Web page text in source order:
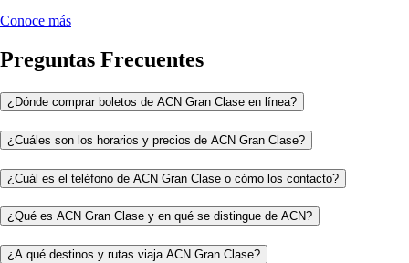
Conoce más
Preguntas Frecuentes
¿Dónde comprar boletos de ACN Gran Clase en línea?
¿Cuáles son los horarios y precios de ACN Gran Clase?
¿Cuál es el teléfono de ACN Gran Clase o cómo los contacto?
¿Qué es ACN Gran Clase y en qué se distingue de ACN?
¿A qué destinos y rutas viaja ACN Gran Clase?